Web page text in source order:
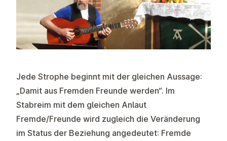
Jede Strophe beginnt mit der gleichen Aussage:
„Damit aus Fremden Freunde werden“. Im
Stabreim mit dem gleichen Anlaut
Fremde/Freunde wird zugleich die Veränderung
im Status der Beziehung angedeutet: Fremde